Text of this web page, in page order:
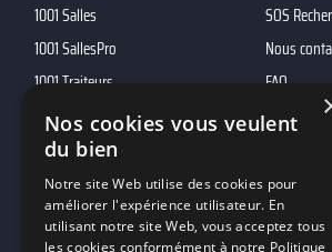
1001 Salles
1001 SallesPro
1001 Traiteurs
1001 DJ
10h01
MP2
SOS
Nous
FAQ
Contacts
Nos cookies vous veulent
du bien
Notre site Web utilise des cookies pour
améliorer l'expérience utilisateur. En
utilisant notre site Web, vous acceptez tous
les cookies conformément à notre Politique